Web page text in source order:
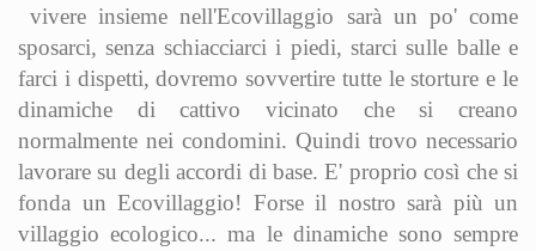
vivere insieme nell'Ecovillaggio sarà un po' come
sposarci, senza schiacciarci i piedi, starci sulle balle e
farci i dispetti, dovremo sovvertire tutte le storture e le
dinamiche di cattivo vicinato che si creano
normalmente nei condomini. Quindi trovo necessario
lavorare su degli accordi di base. E' proprio così che si
fonda un Ecovillaggio! Forse il nostro sarà più un
villaggio ecologico... ma le dinamiche sono sempre